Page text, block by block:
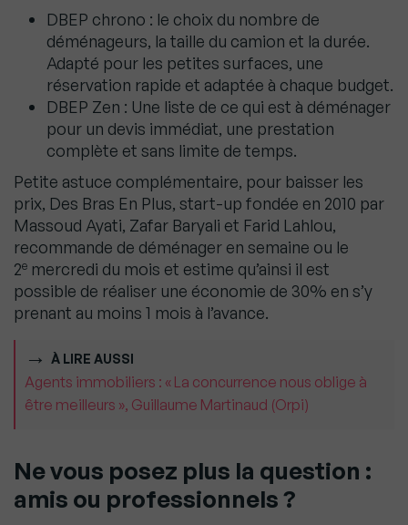
DBEP chrono : le choix du nombre de
déménageurs, la taille du camion et la durée.
Adapté pour les petites surfaces, une
réservation rapide et adaptée à chaque budget.
DBEP Zen : Une liste de ce qui est à déménager
pour un devis immédiat, une prestation
complète et sans limite de temps.
Petite astuce complémentaire, pour baisser les
prix, Des Bras En Plus, start-up fondée en 2010 par
Massoud Ayati, Zafar Baryali et Farid Lahlou,
recommande de déménager en semaine ou le
2e mercredi du mois et estime qu’ainsi il est
possible de réaliser une économie de 30% en s’y
prenant au moins 1 mois à l’avance.
À LIRE AUSSI
Agents immobiliers : « La concurrence nous oblige à
être meilleurs », Guillaume Martinaud (Orpi)
Ne vous posez plus la question :
amis ou professionnels ?